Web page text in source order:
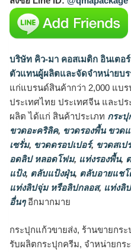
บริษัท คิว-มา คอสเมติก อินเตอ
ตัวแทนผู้ผลิตและจัดจำหน่ายบ
แก่แบรนด์สินค้ากว่า 2,000 แบร
ประเทศไทย ประเทศจีน และป
ผลิต ได้แก่ สินค้าประเภท กระปุ
ขวดอะคริลิค, ขวดรองพื้น ขวด
เซรั่ม, ขวดดรอปเปอร์, ขวดสเป
อดลิป หลอดโฟม, แท่งรองพื้น,
แป้ง, ตลับแป้งฝุ่น, ตลับอายแชโ
แท่งลิปจุ่ม หรือลิปกลอส, แท่งลิ
อื่นๆอีกมากมาย
กระปุกแก้วขายส่ง, ร้านขายกร
รับผลิตกระปุกครีม, จำหน่ายกร